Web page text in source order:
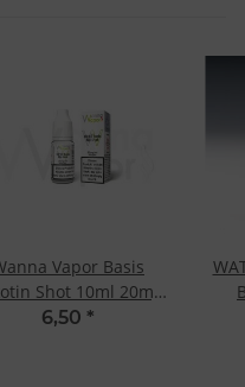
Vapor Basis
Shot 10ml 20mg
- 50/50
6,50 *